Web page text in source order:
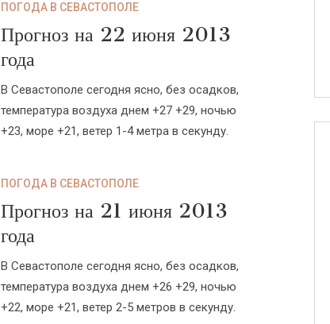
ПОГОДА В СЕВАСТОПОЛЕ
Прогноз на 22 июня 2013
года
В Севастополе сегодня ясно, без осадков,
температура воздуха днем +27 +29, ночью
+23, море +21, ветер 1-4 метра в секунду.
ПОГОДА В СЕВАСТОПОЛЕ
Прогноз на 21 июня 2013
года
В Севастополе сегодня ясно, без осадков,
температура воздуха днем +26 +29, ночью
+22, море +21, ветер 2-5 метров в секунду.